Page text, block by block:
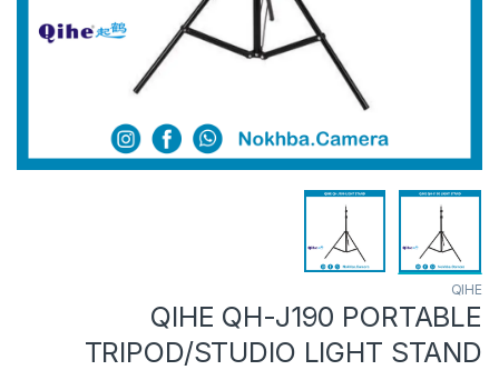
QIHE
QIHE QH-J190 PORTABLE
TRIPOD/STUDIO LIGHT STAND